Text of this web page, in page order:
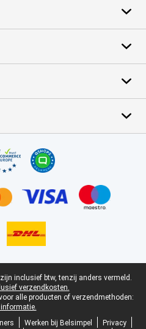
inclusief btw, tenzij anders vermeld.
verzendkosten.
alle producten of verzendmethoden:
Werken bij Belsimpel
Privacy